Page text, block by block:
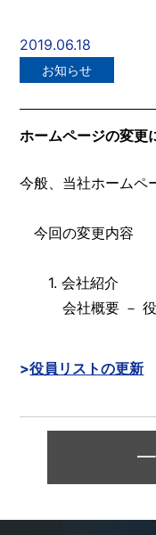
2019.06.18
お知らせ
ホームページの変更
今般、当社ホームペ
今回の変更内容
1. 会社紹介
会社概要 － 役
役員リストの更新